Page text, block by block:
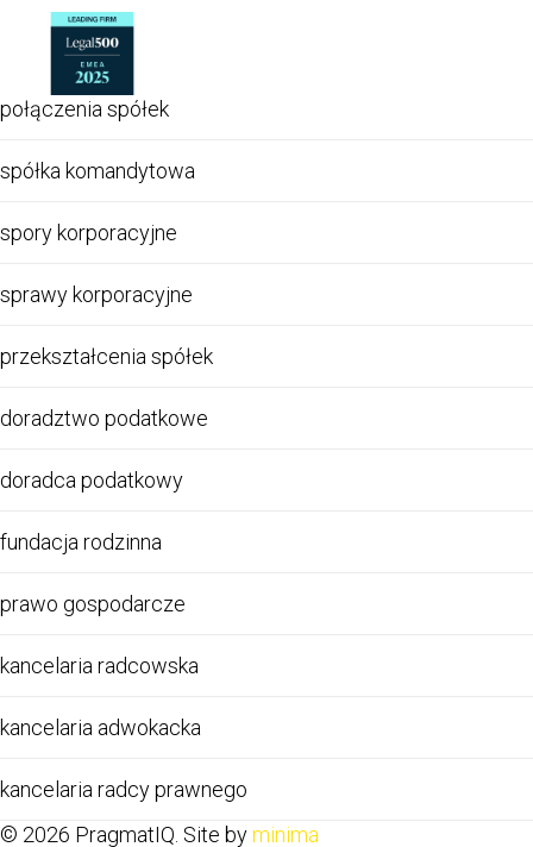
połączenia spółek
spółka komandytowa
spory korporacyjne
sprawy korporacyjne
przekształcenia spółek
doradztwo podatkowe
doradca podatkowy
fundacja rodzinna
prawo gospodarcze
kancelaria radcowska
kancelaria adwokacka
kancelaria radcy prawnego
© 2026 PragmatIQ. Site byminima